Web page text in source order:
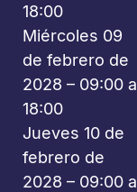
18:00
Miércoles 09
de febrero de
2028 – 09:00 a
18:00
Jueves 10 de
febrero de
2028 – 09:00 a